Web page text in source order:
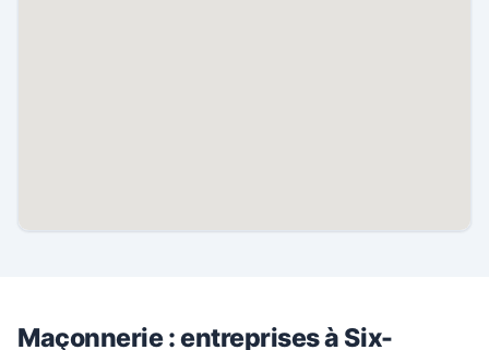
Maçonnerie : entreprises à Six-